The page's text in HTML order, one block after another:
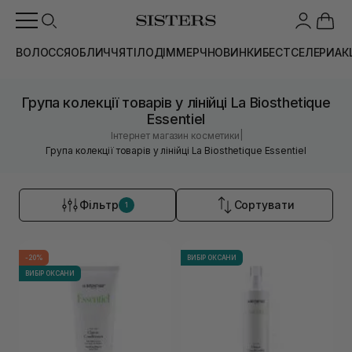
ВОЛОССЯОБЛИЧЧЯТІЛОДІММЕРЧНОВИНКИБЕСТСЕЛЕРИ
Група колекції товарів у лінійці La Biosthetique
Essentiel
Інтернет магазин косметики
Група колекції товарів у лінійці La Biosthetique Essentiel
Фільтр 1 Сортувати
-20%
ВИБІР ОКСАНИ
ВИБІР ОКСАНИ